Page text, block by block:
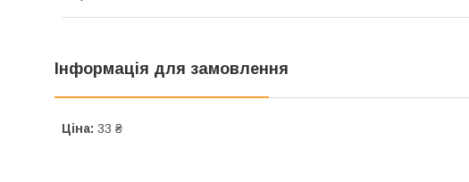
Інформація для замовлення
Ціна: 33 ₴